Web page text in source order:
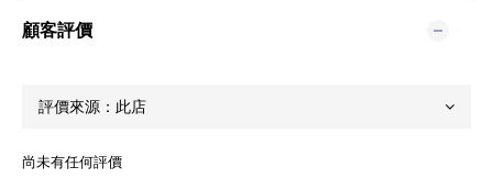
顧客評價
尚未有任何評價